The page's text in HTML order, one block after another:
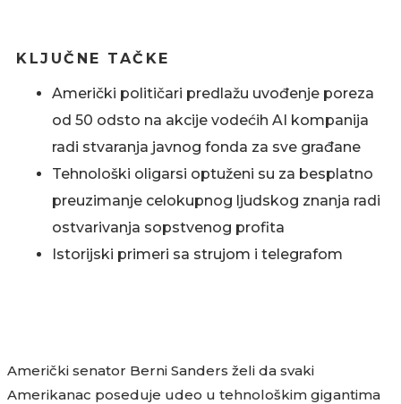
KLJUČNE TAČKE
Američki političari predlažu uvođenje poreza
od 50 odsto na akcije vodećih AI kompanija
radi stvaranja javnog fonda za sve građane
Tehnološki oligarsi optuženi su za besplatno
preuzimanje celokupnog ljudskog znanja radi
ostvarivanja sopstvenog profita
Istorijski primeri sa strujom i telegrafom
Američki senator Berni Sanders želi da svaki
Amerikanac poseduje udeo u tehnološkim gigantima